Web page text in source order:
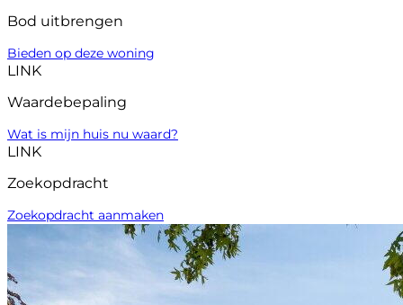
Bod uitbrengen
Bieden op deze woning
LINK
Waardebepaling
Wat is mijn huis nu waard?
LINK
Zoekopdracht
Zoekopdracht aanmaken